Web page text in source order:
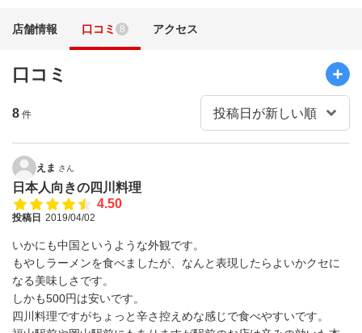
店舗情報 口コミ 8 アクセス
口コミ
8 件
えま さん
日本人向きの四川料理
4.50
投稿日 2019/04/02
いかにも中国というような外観です。
もやしラーメンを食べましたが、なんと表現したらよいかクセに
なる美味しさです。
しかも500円は安いです。
四川料理ですがちょっと辛さ控えめな感じで食べやすいです。